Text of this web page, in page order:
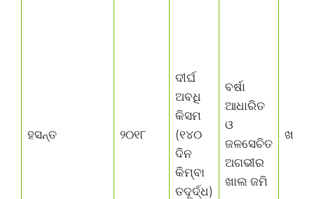
ହସନ୍ତ ୨୦୧୮
ଦୀର୍ଘ
ଅବଧି
କିସମ
(୧୪୦
ଦିନ
କିମ୍ବା
ତଦୂର୍ଦ୍ଧ)
ବର୍ଷା
ଆଧାରିତ
ଓ
ଜଳସେଚିତ
ଅଗଭୀର
ଖାଲ ଜମି
ଖରିଫ